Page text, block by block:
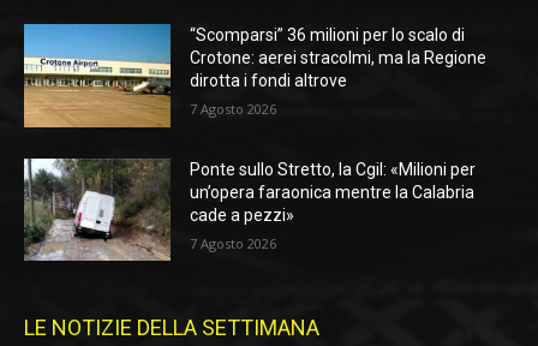
“Scomparsi” 36 milioni per lo scalo di
Crotone: aerei stracolmi, ma la Regione
dirotta i fondi altrove
7 Agosto 2026
Ponte sullo Stretto, la Cgil: «Milioni per
un’opera faraonica mentre la Calabria
cade a pezzi»
7 Agosto 2026
LE NOTIZIE DELLA SETTIMANA